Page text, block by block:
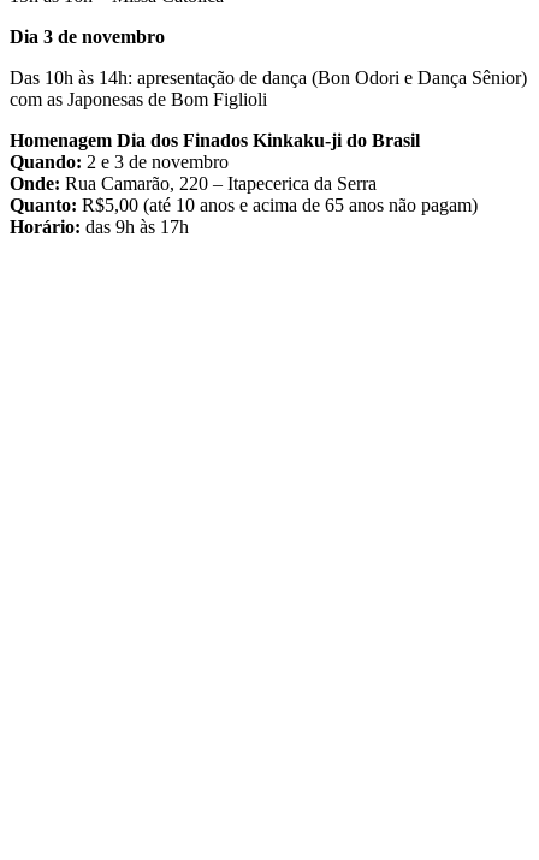
Dia 3 de novembro
Das 10h às 14h: apresentação de dança (Bon Odori e Dança Sênior)
com as Japonesas de Bom Figlioli
Homenagem Dia dos Finados Kinkaku-ji do Brasil
Quando: 2 e 3 de novembro
Onde: Rua Camarão, 220 – Itapecerica da Serra
Quanto: R$5,00 (até 10 anos e acima de 65 anos não pagam)
Horário: das 9h às 17h